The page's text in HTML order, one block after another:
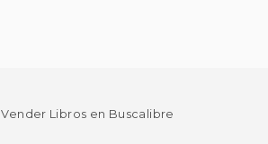
Vender Libros en Buscalibre